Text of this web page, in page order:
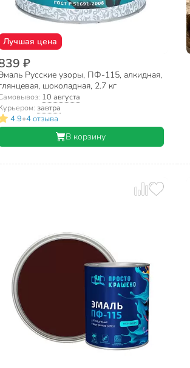
Лучшая цена
₽
Русские узоры, ПФ-115, алкидная,
шоколадная, 2.7 кг
10 августа
завтра
4.9•4 отзыва
В корзину